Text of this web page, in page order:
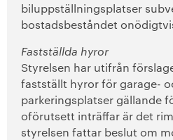
biluppställningsplatser
bostadsbeståndet
Fastställda hyror
Styrelsen har utifrån
fastställt hyror för garage-
parkeringsplatser gällande
oförutsett inträffar är det
styrelsen fattar beslut om